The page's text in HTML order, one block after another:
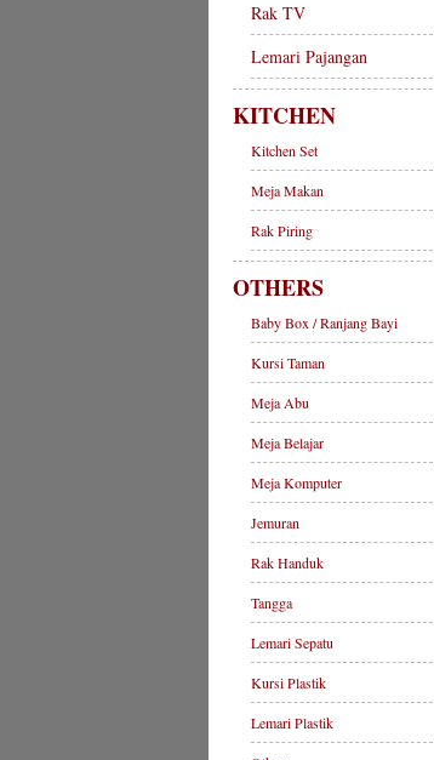
Rak TV
Lemari Pajangan
KITCHEN
Kitchen Set
Meja Makan
Rak Piring
OTHERS
Baby Box / Ranjang Bayi
Kursi Taman
Meja Abu
Meja Belajar
Meja Komputer
Jemuran
Rak Handuk
Tangga
Lemari Sepatu
Kursi Plastik
Lemari Plastik